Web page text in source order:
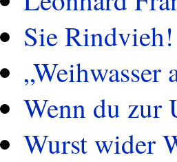
Sie Rindvieh!
Wenn du zur
Wurst wider